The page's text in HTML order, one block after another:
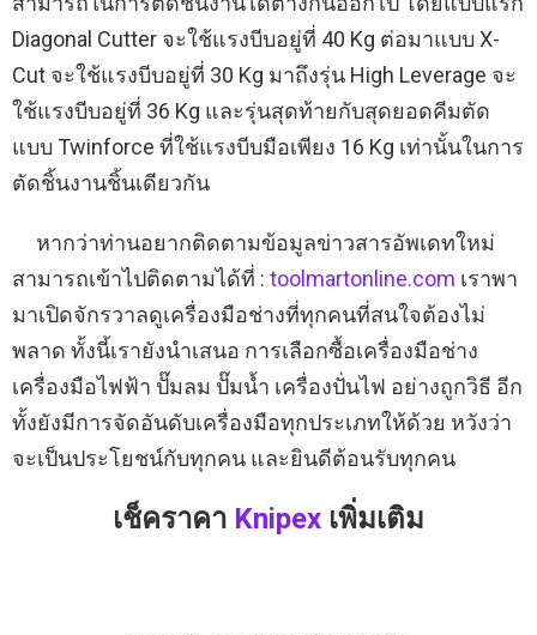
Diagonal Cutter จะใช้แรงบีบอยู่ที่ 40 Kg ต่อมาแบบ X-
Cut จะใช้แรงบีบอยู่ที่ 30 Kg มาถึงรุ่น High Leverage จะ
ใช้แรงบีบอยู่ที่ 36 Kg และรุ่นสุดท้ายกับสุดยอดคีมตัด
แบบ Twinforce ที่ใช้แรงบีบมือเพียง 16 Kg เท่านั้นในการ
ตัดชิ้นงานชิ้นเดียวกัน
หากว่าท่านอยากติดตามข้อมูลข่าวสารอัพเดทใหม่
สามารถเข้าไปติดตามได้ที่ : toolmartonline.com เราพา
มาเปิดจักรวาลดูเครื่องมือช่างที่ทุกคนที่สนใจต้องไม่
พลาด ทั้งนี้เรายังนำเสนอ การเลือกซื้อเครื่องมือช่าง
เครื่องมือไฟฟ้า ปั๊มลม ปั๊มน้ำ เครื่องปั่นไฟ อย่างถูกวิธี อีก
ทั้งยังมีการจัดอันดับเครื่องมือทุกประเภทให้ด้วย หวังว่า
จะเป็นประโยชน์กับทุกคน และยินดีต้อนรับทุกคน
เช็คราคา Knipex เพิ่มเติม